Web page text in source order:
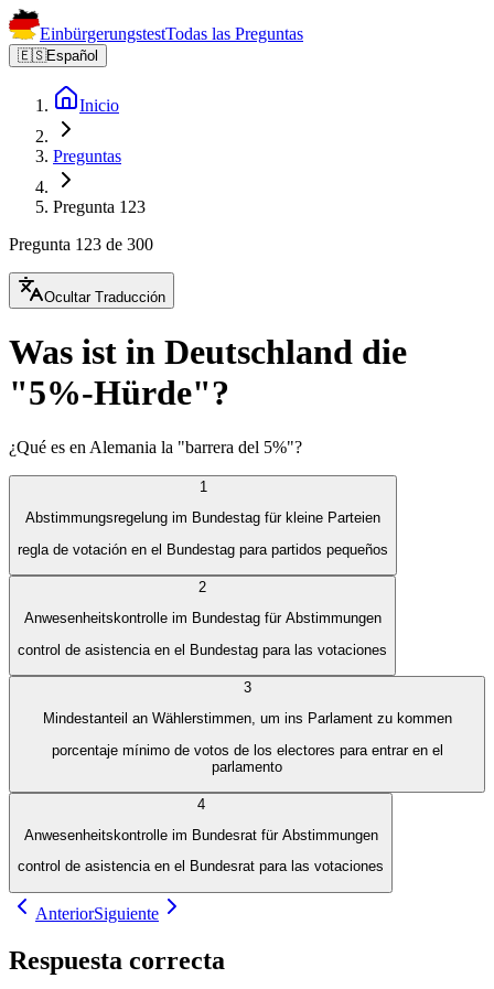
EinbürgerungstestTodas las Preguntas
🇪🇸Español
Inicio
Preguntas
Pregunta 123
Pregunta 123 de 300
Ocultar Traducción
Was ist in Deutschland die
"5%-Hürde"?
¿Qué es en Alemania la "barrera del 5%"?
1
Abstimmungsregelung im Bundestag für kleine Parteien
regla de votación en el Bundestag para partidos pequeños
2
Anwesenheitskontrolle im Bundestag für Abstimmungen
control de asistencia en el Bundestag para las votaciones
3
Mindestanteil an Wählerstimmen, um ins Parlament zu kommen
porcentaje mínimo de votos de los electores para entrar en el
parlamento
4
Anwesenheitskontrolle im Bundesrat für Abstimmungen
control de asistencia en el Bundesrat para las votaciones
AnteriorSiguiente
Respuesta correcta